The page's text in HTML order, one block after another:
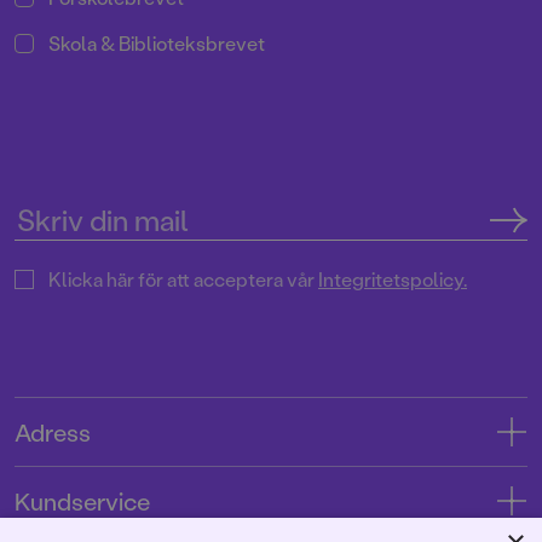
Skola & Biblioteksbrevet
Klicka här för att acceptera vårIntegritetspolicy.
Adress
Kundservice